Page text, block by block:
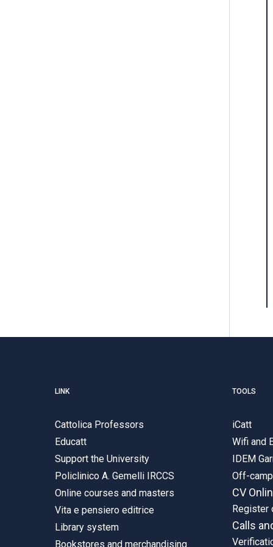
LINK
Cattolica Professors
Educatt
Support the University
Policlinico A. Gemelli IRCCS
Online courses and masters
Vita e pensiero editrice
Library system
Bookstores and merchandising
TOOLS
iCatt
Wifi and
IDEM
Off-
CV
Register
Calls